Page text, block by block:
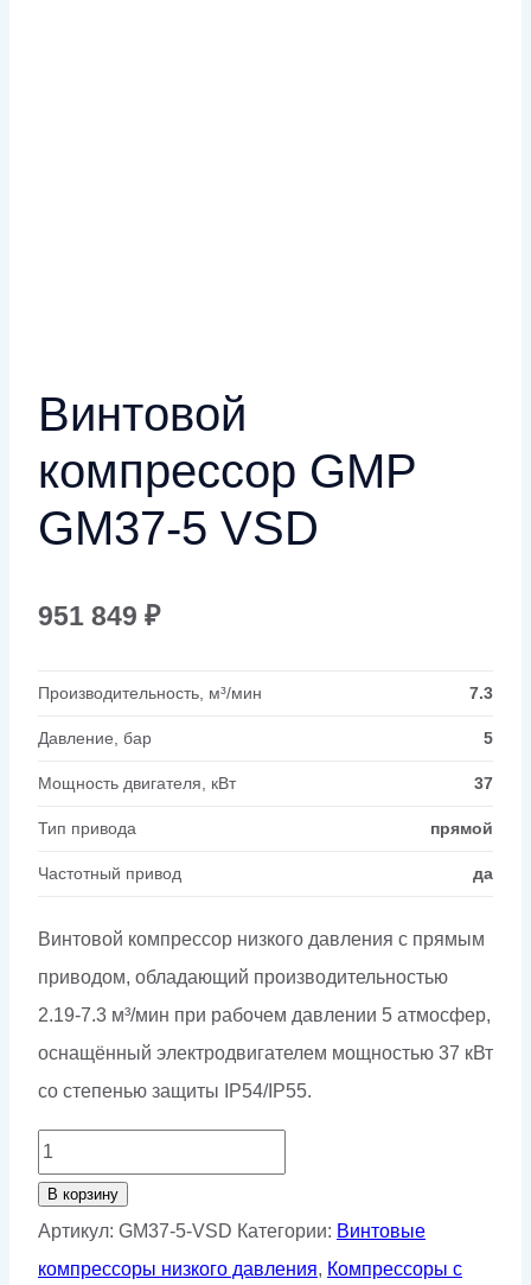
Винтовой
компрессор GMP
GM37-5 VSD
951 849 ₽
Производительность, м³/мин 7.3
Давление, бар 5
Мощность двигателя, кВт 37
Тип привода прямой
Частотный привод да
Винтовой компрессор низкого давления с прямым
приводом, обладающий производительностью
2.19-7.3 м³/мин при рабочем давлении 5 атмосфер,
оснащённый электродвигателем мощностью 37 кВт
со степенью защиты IP54/IP55.
Количество
товара
Винтовой
компрессор
В корзину
Артикул: GM37-5-VSD Категории: Винтовые
компрессоры низкого давления, Компрессоры с